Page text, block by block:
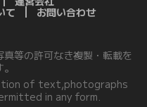
て
お問い合わせ
等の許可なき複製・転載を
of text,photographs
in any form.